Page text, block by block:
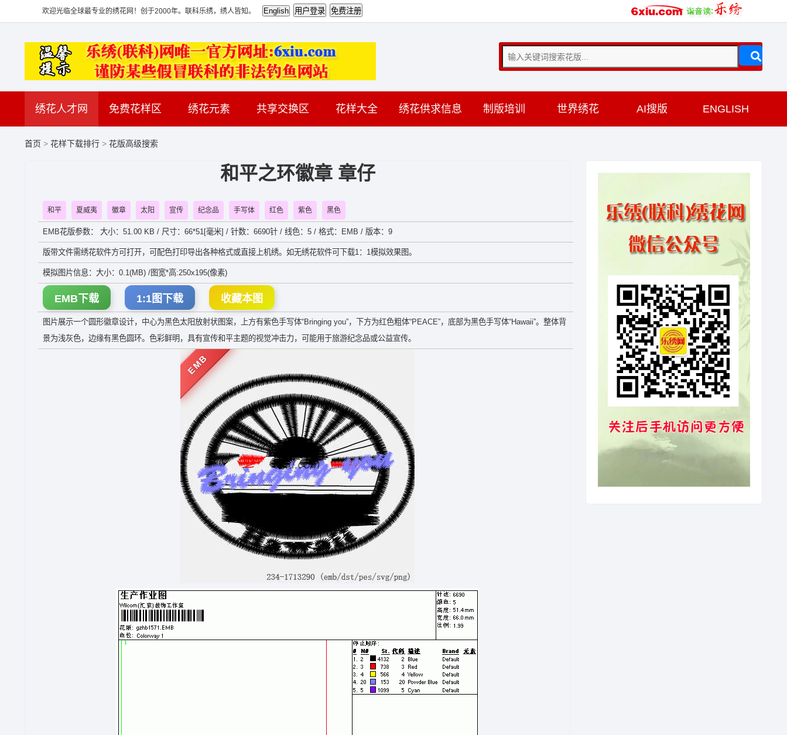
欢迎光临全球最专业的绣花网！创于2000年。联科乐绣，绣人皆知。
绣花人才网 免费花样区 绣花元素 共享交换区 花样大全 绣花供求信息 制版培训 世界绣花 AI搜版 ENGLISH
首页 > 花样下载排行 > 花版高级搜索
和平之环徽章 章仔
和平 夏威夷 徽章 太阳 宣传 纪念品 手写体 红色 紫色 黑色
EMB花版参数： 大小：51.00 KB / 尺寸：66*51[毫米] / 针数：6690针 / 线色：5 / 格式：EMB / 版本：9
版带文件需绣花软件方可打开，可配色打印导出各种格式或直接上机绣。如无绣花软件可下载1：1模拟效果图。
模拟图片信息：大小：0.1(MB) /图宽*高:250x195(像素)
EMB下载 1:1图下载 收藏本图
图片展示一个圆形徽章设计，中心为黑色太阳放射状图案，上方有紫色手写体“Bringing you”，下方为红色粗体“PEACE”，底部为黑色手写体“Hawaii”。整体背
景为浅灰色，边缘有黑色圆环。色彩鲜明，具有宣传和平主题的视觉冲击力，可能用于旅游纪念品或公益宣传。
EMB